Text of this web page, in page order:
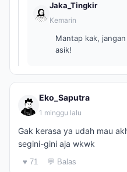
Jaka_Tingkir
Kemarin
Mantap kak,
asik!
Eko_Saputra
1 minggu lalu
Gak kerasa ya udah mau
segini-gini aja wkwk
♥ 71 💬 Balas